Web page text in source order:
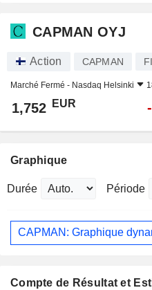
CAPMAN OYJ
Action CAPMAN
Marché Fermé - Nasdaq Helsinki
1,752 EUR
Graphique
Durée Période
CAPMAN: Graphique
Compte de Résultat et